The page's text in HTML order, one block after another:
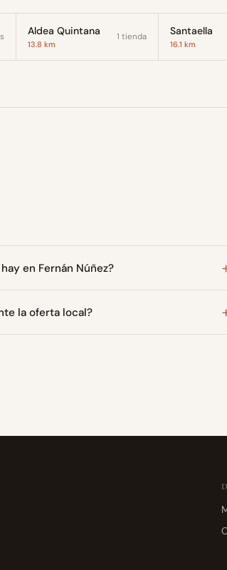
Aldea Quintana
13.8 km
1 tienda Santaella
16.1 km
en Fernán Núñez?
la oferta local?